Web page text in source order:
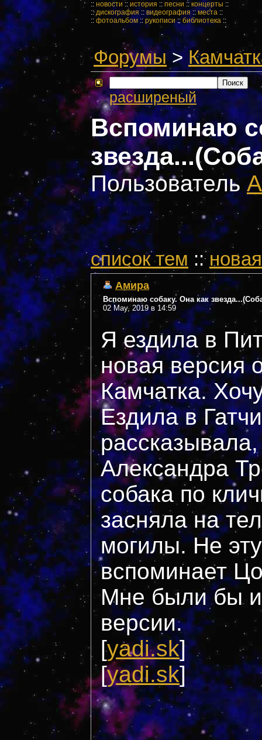
:: новости :: история :: песни :: концерты ::
::дискография :: видеография ::места ::
:: фотоальбом::рукописи::библиотека ::
Форумы>
расширеный
Вспоминаю
Пользователь
cписок тем ::
Амира
Вспоминаю собаку. Она как
02 May, 2019 в 14:59
Я ездила в
новая версия
Камчатка.
Ездила в
Александра
собака по
засняла на
могилы. Не
вспоминает
Мне были бы
версии.
[yadi.sk]
[yadi.sk]